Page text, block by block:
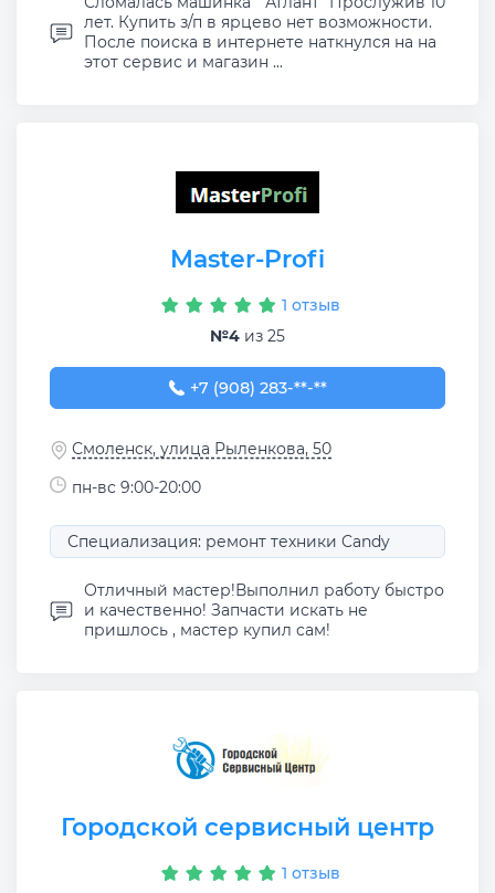
лет. Купить з/п в ярцево нет возможности.
После поиска в интернете наткнулся на на
этот сервис и магазин ...
Master-Profi
1 отзыв
№4 из 25
+7 (908) 283-59-70
+7 (908) 283-**-**
Смоленск, улица Рыленкова, 50
пн-вс 9:00-20:00
Специализация: ремонт техники Candy
Отличный мастер!Выполнил работу быстро
и качественно! Запчасти искать не
пришлось , мастер купил сам!
Городской сервисный центр
1 отзыв